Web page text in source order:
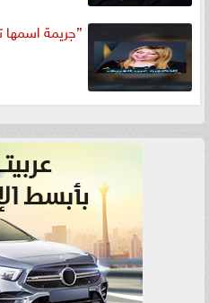
”جريمة اسمها